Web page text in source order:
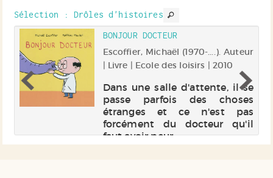
Sélection : Drôles d'histoires
BONJOUR DOCTEUR
Escoffier, Michaël (1970-....). Auteur
| Livre | Ecole des loisirs | 2010
Dans une salle d'attente, il se
passe parfois des choses
étranges et ce n'est pas
forcément du docteur qu'il
faut avoir peur.